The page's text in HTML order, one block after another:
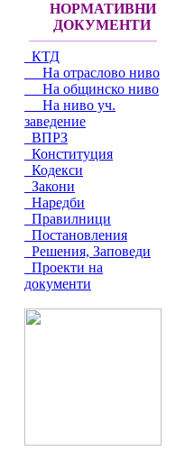
НОРМАТИВНИ
ДОКУМЕНТИ
КТД
На отраслово ниво
На общинско ниво
На ниво уч.
заведение
ВПРЗ
Конституция
Кодекси
Закони
Наредби
Правилници
Постановления
Решения, Заповеди
Проекти на
документи